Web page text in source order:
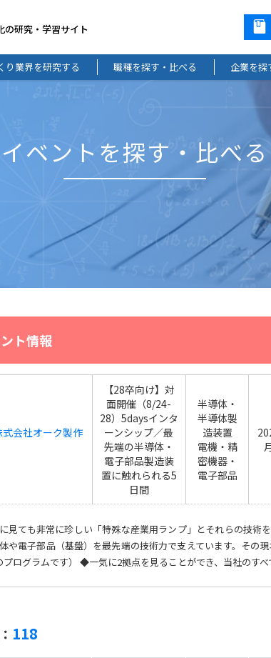
の研究・学習サイト
り業界を研究する 職種を探す・比べる 企業を探
イベントを探す・比べる
ト情報
式会社オーク製作
【28卒向け】対
面開催（8/24-
28）5daysインタ
ーンシップ／最
先端の半導体・
電子部品製造装
置に触れられる5
日間
半導体・
半導体製
造装置
電機・精
密機器・
電子部品
見ても非常に珍しい「特殊な産業用ランプ」とそれらの技
や電子部品（基盤）を最先端の技術力で支えています。そ
プログラムです） ◆一気に2拠点を見ることができ、当社のす
118